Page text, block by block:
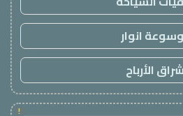
انوار
الأرباح
!